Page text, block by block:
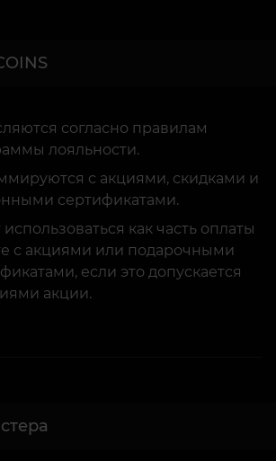
согласно правилам
лояльности.
с акциями, скидками и
сертификатами.
использоваться как часть оплаты
с акциями или подарочными
если это допускается
акции.